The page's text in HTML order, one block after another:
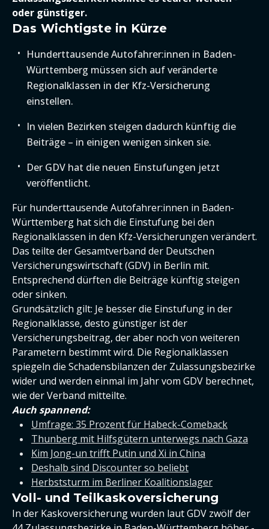
oder günstiger.
Das Wichtigste in Kürze
Hunderttausende Autofahrer:innen in Baden-
Württemberg müssen sich auf veränderte
Regionalklassen in der Kfz-Versicherung
einstellen.
In vielen Bezirken steigen dadurch künftig die
Beiträge – in einigen wenigen sinken sie.
Der GDV hat die neuen Einstufungen jetzt
veröffentlicht.
Für hunderttausende Autofahrer:innen in Baden-
Württemberg hat sich die Einstufung bei den
Regionalklassen in den Kfz-Versicherungen verändert.
Das teilte der Gesamtverband der Deutschen
Versicherungswirtschaft (GDV) in Berlin mit.
Entsprechend dürften die Beiträge künftig steigen
oder sinken.
Grundsätzlich gilt: Je besser die Einstufung in der
Regionalklasse, desto günstiger ist der
Versicherungsbeitrag, der aber noch von weiteren
Parametern bestimmt wird. Die Regionalklassen
spiegeln die Schadensbilanzen der Zulassungsbezirke
wider und werden einmal im Jahr vom GDV berechnet,
wie der Verband mitteilte.
Auch spannend:
Umfrage: 35 Prozent für Habeck-Comeback
Thunberg mit Hilfsgütern unterwegs nach Gaza
Kim Jong-un trifft Putin und Xi in China
Deshalb sind Discounter so beliebt
Herbststurm im Berliner Koalitionslager
Voll- und Teilkaskoversicherung
In der Kaskoversicherung wurden laut GDV zwölf der